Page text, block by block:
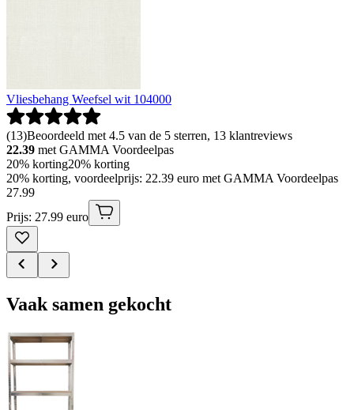
Vliesbehang Weefsel wit 104000
(13)Beoordeeld met 4.5 van de 5 sterren, 13 klantreviews
22.39 met GAMMA Voordeelpas
20% korting20% korting
20% korting, voordeelprijs: 22.39 euro met GAMMA Voordeelpas
27.99
Prijs: 27.99 euro
Vaak samen gekocht